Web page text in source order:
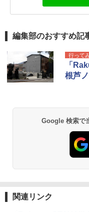
編集部のおすすめ記
行って
「
根芦
Google 検索で
関連リンク